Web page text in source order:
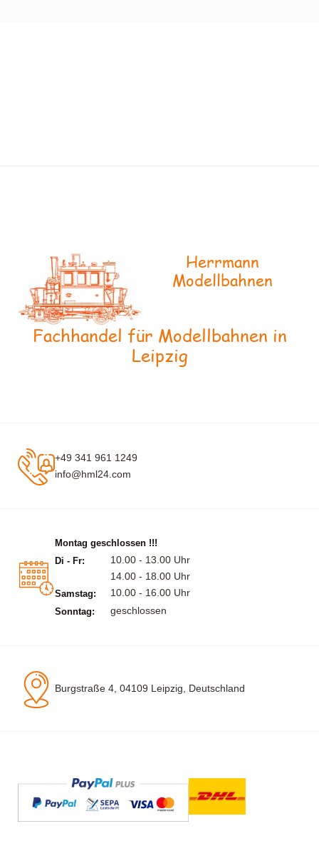
Herrmann
Modellbahnen
Fachhandel für Modellbahnen in
Leipzig
+49 341 961 1249
info@hml24.com
Montag geschlossen !!!
Di - Fr:
10.00 - 13.00 Uhr
14.00 - 18.00 Uhr
Samstag: 10.00 - 16.00 Uhr
Sonntag: geschlossen
Burgstraße 4, 04109 Leipzig, Deutschland